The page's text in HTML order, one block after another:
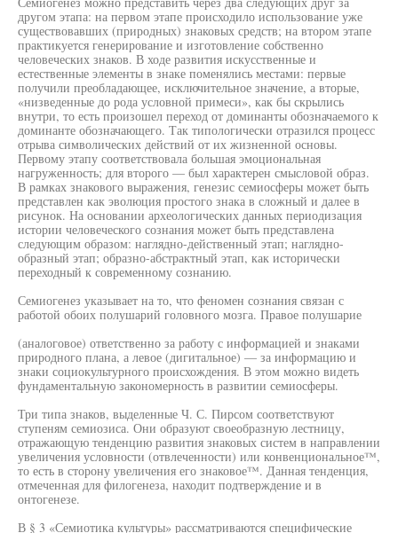
другом этапа: на первом этапе происходило использование уже
существовавших (природных) знаковых средств; на втором этапе
практикуется генерирование и изготовление собственно
человеческих знаков. В ходе развития искусственные и
естественные элементы в знаке поменялись местами: первые
получили преобладающее, исключительное значение, а вторые,
«низведенные до рода условной примеси», как бы скрылись
внутри, то есть произошел переход от доминанты обозначаемого к
доминанте обозначающего. Так типологически отразился процесс
отрыва символических действий от их жизненной основы.
Первому этапу соответствовала большая эмоциональная
нагруженность; для второго — был характерен смысловой образ.
В рамках знакового выражения, генезис семиосферы может быть
представлен как эволюция простого знака в сложный и далее в
рисунок. На основании археологических данных периодизация
истории человеческого сознания может быть представлена
следующим образом: наглядно-действенный этап; наглядно-
образный этап; образно-абстрактный этап, как исторически
переходный к современному сознанию.
Семиогенез указывает на то, что феномен сознания связан с
работой обоих полушарий головного мозга. Правое полушарие
(аналоговое) ответственно за работу с информацией и знаками
природного плана, а левое (дигитальное) — за информацию и
знаки социокультурного происхождения. В этом можно видеть
фундаментальную закономерность в развитии семиосферы.
Три типа знаков, выделенные Ч. С. Пирсом соответствуют
ступеням семиозиса. Они образуют своеобразную лестницу,
отражающую тенденцию развития знаковых систем в направлении
увеличения условности (отвлеченности) или конвенциональное™,
то есть в сторону увеличения его знаковое™. Данная тенденция,
отмеченная для филогенеза, находит подтверждение и в
онтогенезе.
В § 3 «Семиотика культуры» рассматриваются специфические